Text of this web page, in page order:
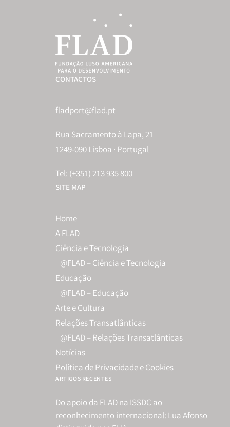
CONTACTOS
fladport@flad.pt
Rua Sacramento à Lapa, 21
1249-090 Lisboa · Portugal
Tel: (+351) 213 935 800
SITE MAP
Home
A FLAD
Ciência e Tecnologia
@FLAD – Ciência e Tecnologia
Educação
@FLAD – Educação
Arte e Cultura
Relações Transatlânticas
@FLAD – Relações Transatlânticas
Notícias
Política de Privacidade e Cookies
ARTIGOS RECENTES
Do apoio da FLAD na ISSDC ao
reconhecimento internacional: Lua Afonso